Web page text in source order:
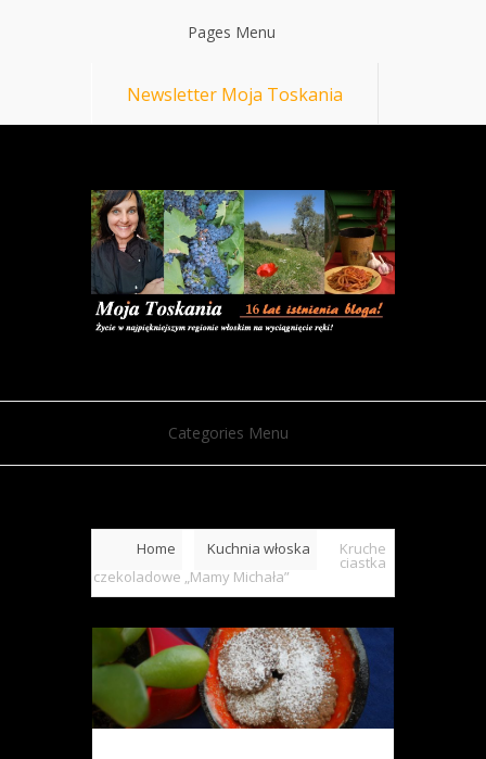
Pages Menu
Newsletter Moja Toskania
Categories Menu
Home Kuchnia włoska Kruche
ciastka
czekoladowe „Mamy Michała”